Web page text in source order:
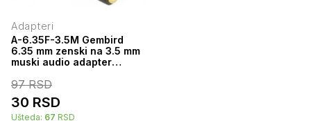
Adapteri
A-6.35F-3.5M Gembird
6.35 mm zenski na 3.5 mm
muski audio adapter
97RSD
30 RSD
Ušteda: 67 RSD